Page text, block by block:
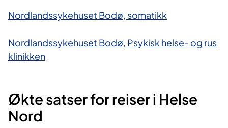
Nordlandssykehuset Bodø, somatikk
Nordlandssykehuset Bodø, Psykisk helse- og rus​
klinikken
Økte satser for reiser i Helse
Nord